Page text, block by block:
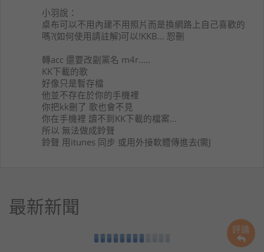
評論
小羽說：
桌布可以不用內建不用照片而是換網路上自己喜歡的
嗎?(如何使用請註解)可以!KKB... 恕刪
轉acc 還要改副黨名 m4r.....
KK下載的歌
好像只是暫存檔
他並不存在於你的手機裡
你把kk刪了 歌也會不見
你在手機裡 讀不到KK下載的檔案...
所以 無法做成鈴聲
鈴聲 用itunes 同步 或用外接軟體傳進去(需J
最新新聞